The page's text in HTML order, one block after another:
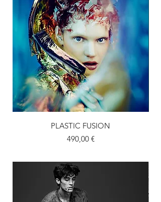
PLASTIC FUSION
Prix
490,00 €